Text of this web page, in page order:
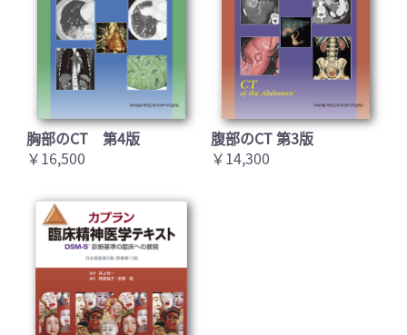
胸部のCT 第4版
￥16,500
腹部のCT 第3版
￥14,300